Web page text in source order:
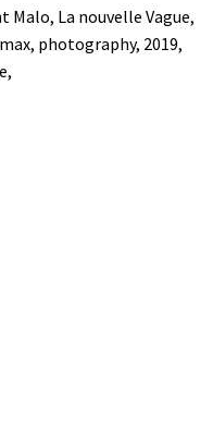
Malo, La nouvelle Vague,
photography, 2019,